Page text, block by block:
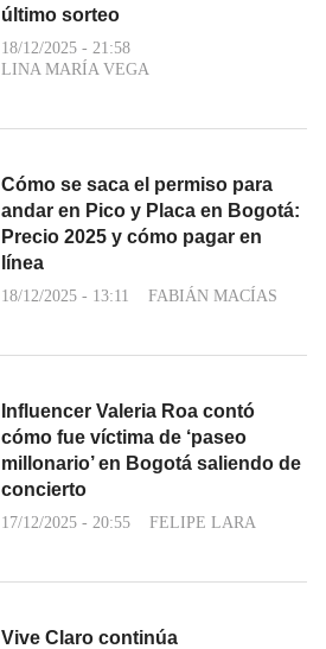
último sorteo
18/12/2025 - 21:58
LINA MARÍA VEGA
Cómo se saca el permiso para
andar en Pico y Placa en Bogotá:
Precio 2025 y cómo pagar en
línea
18/12/2025 - 13:11 FABIÁN MACÍAS
Influencer Valeria Roa contó
cómo fue víctima de ‘paseo
millonario’ en Bogotá saliendo de
concierto
17/12/2025 - 20:55 FELIPE LARA
Vive Claro continúa